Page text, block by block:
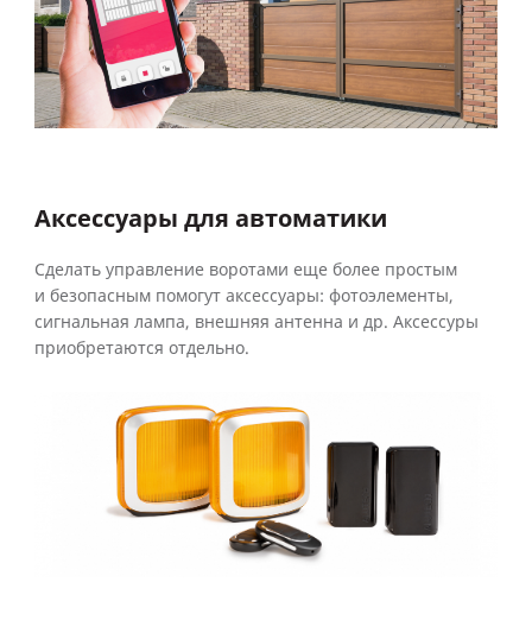
Аксессуары для автоматики
Сделать управление воротами еще более простым
и безопасным помогут аксессуары: фотоэлементы,
сигнальная лампа, внешняя антенна и др. Аксессуры
приобретаются отдельно.